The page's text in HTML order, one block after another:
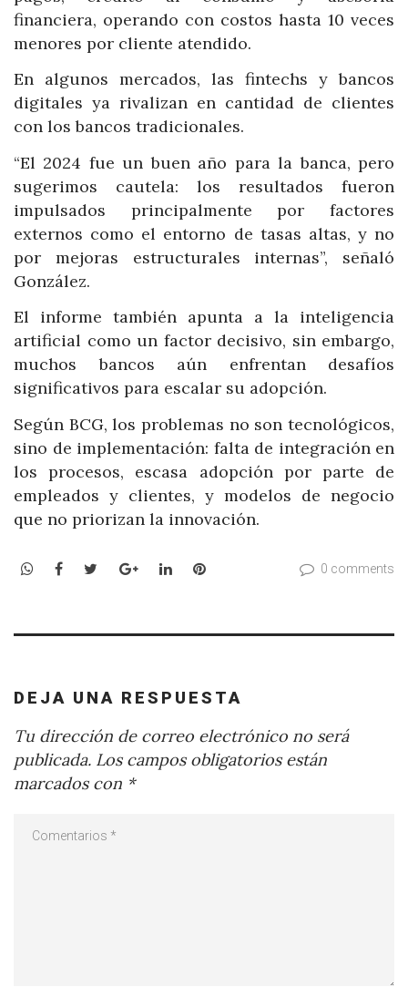
financiera, operando con costos hasta 10 veces
menores por cliente atendido.
En algunos mercados, las fintechs y bancos
digitales ya rivalizan en cantidad de clientes
con los bancos tradicionales.
“El 2024 fue un buen año para la banca, pero
sugerimos cautela: los resultados fueron
impulsados principalmente por factores
externos como el entorno de tasas altas, y no
por mejoras estructurales internas”, señaló
González.
El informe también apunta a la inteligencia
artificial como un factor decisivo, sin embargo,
muchos bancos aún enfrentan desafíos
significativos para escalar su adopción.
Según BCG, los problemas no son tecnológicos,
sino de implementación: falta de integración en
los procesos, escasa adopción por parte de
empleados y clientes, y modelos de negocio
que no priorizan la innovación.
WhatsApp
Facebook
TwitterGoogle+LinkedInPinterest 0 comments
DEJA UNA RESPUESTA
Tu dirección de correo electrónico no será
publicada. Los campos obligatorios están
marcados con *